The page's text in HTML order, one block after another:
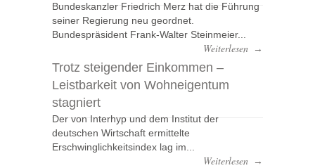
Bundeskanzler Friedrich Merz hat die Führung
seiner Regierung neu geordnet.
Bundespräsident Frank-Walter Steinmeier...
Weiterlesen →
Trotz steigender Einkommen –
Leistbarkeit von Wohneigentum
stagniert
Der von Interhyp und dem Institut der
deutschen Wirtschaft ermittelte
Erschwinglichkeitsindex lag im...
Weiterlesen →